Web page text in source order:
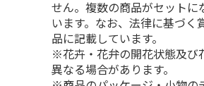
せん。複数の商品がセット
います。なお、法律に基づ
品に記載しています。
※花卉・花弁の開花状態及び
異なる場合があります。